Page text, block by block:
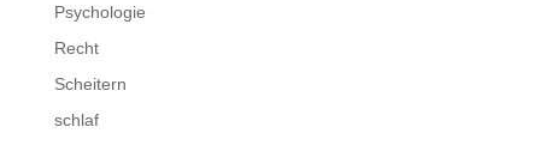
Psychologie
Recht
Scheitern
schlaf